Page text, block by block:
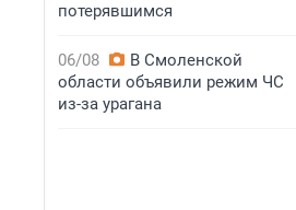
потерявшимся
06/08
В Смоленской
области объявили режим ЧС
из-за урагана